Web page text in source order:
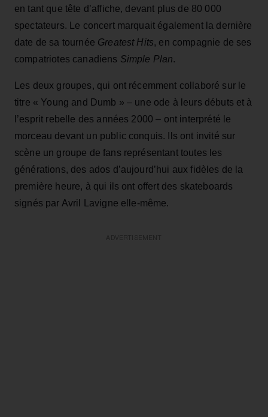
en tant que tête d’affiche, devant plus de 80 000
spectateurs. Le concert marquait également la dernière
date de sa tournée Greatest Hits, en compagnie de ses
compatriotes canadiens Simple Plan.
Les deux groupes, qui ont récemment collaboré sur le
titre « Young and Dumb » – une ode à leurs débuts et à
l’esprit rebelle des années 2000 – ont interprété le
morceau devant un public conquis. Ils ont invité sur
scène un groupe de fans représentant toutes les
générations, des ados d’aujourd’hui aux fidèles de la
première heure, à qui ils ont offert des skateboards
signés par Avril Lavigne elle-même.